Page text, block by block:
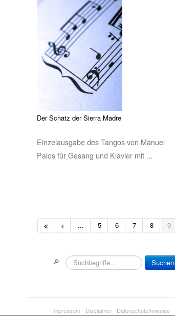
Der Schatz der Sierra Madre
Einzelausgabe des Tangos von Manuel
Palos für Gesang und Klavier mit ...
...
5 6 7 8 9
🔎 Suchen
Impressum Disclaimer Datenschutzhinweise